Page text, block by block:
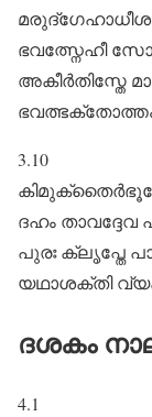
ഭവത്സ്നേഹീ
അകീർതിസ്തേ
3.10
ദഹം താവദ്ദേവ
പുരഃ ക്ലൃപ്തേ
യഥാശക്തി
ദശകം
4.1